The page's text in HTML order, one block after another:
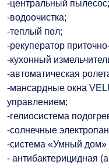
-центральный пылесос;
-водоочистка;
-теплый пол;
-рекуператор
-кухонный
-автоматическая
-мансардные окна
управлением;
-гелиосистема
-солнечные
-система «Умный дом»
- антибактерицидная